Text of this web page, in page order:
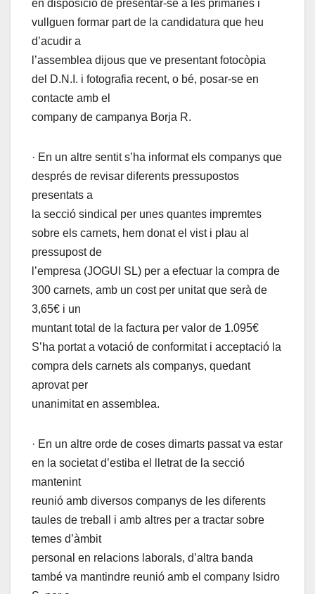
en disposició de presentar-se a les primàries i
vullguen formar part de la candidatura que heu
d’acudir a
l’assemblea dijous que ve presentant fotocòpia
del D.N.I. i fotografia recent, o bé, posar-se en
contacte amb el
company de campanya Borja R.
· En un altre sentit s’ha informat els companys que
després de revisar diferents pressupostos
presentats a
la secció sindical per unes quantes impremtes
sobre els carnets, hem donat el vist i plau al
pressupost de
l’empresa (JOGUI SL) per a efectuar la compra de
300 carnets, amb un cost per unitat que serà de
3,65€ i un
muntant total de la factura per valor de 1.095€
S’ha portat a votació de conformitat i acceptació la
compra dels carnets als companys, quedant
aprovat per
unanimitat en assemblea.
· En un altre orde de coses dimarts passat va estar
en la societat d’estiba el lletrat de la secció
mantenint
reunió amb diversos companys de les diferents
taules de treball i amb altres per a tractar sobre
temes d’àmbit
personal en relacions laborals, d’altra banda
també va mantindre reunió amb el company Isidro